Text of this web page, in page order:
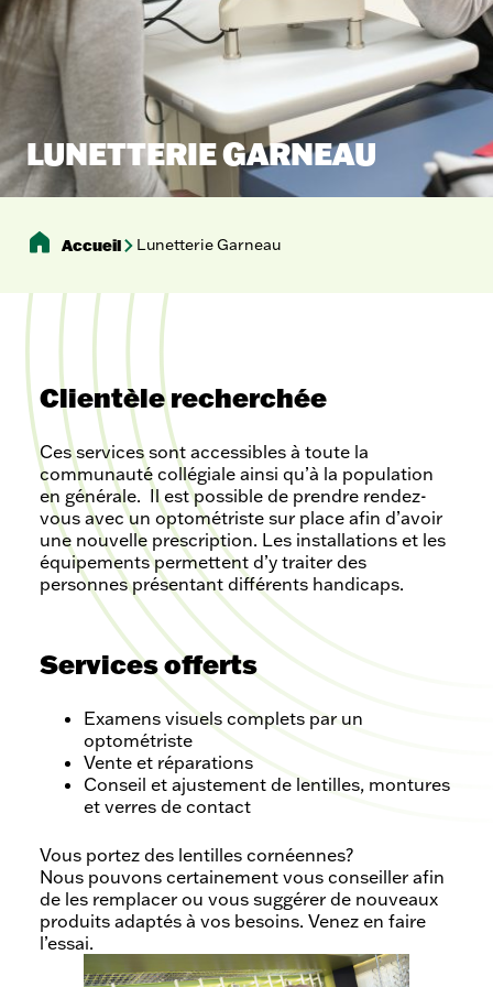
LUNETTERIE GARNEAU
Accueil Lunetterie Garneau
Clientèle recherchée
Ces services sont accessibles à toute la
communauté collégiale ainsi qu’à la population
en générale. Il est possible de prendre rendez-
vous avec un optométriste sur place afin d’avoir
une nouvelle prescription. Les installations et les
équipements permettent d’y traiter des
personnes présentant différents handicaps.
Services offerts
Examens visuels complets par un
optométriste
Vente et réparations
Conseil et ajustement de lentilles, montures
et verres de contact
Vous portez des lentilles cornéennes?
Nous pouvons certainement vous conseiller afin
de les remplacer ou vous suggérer de nouveaux
produits adaptés à vos besoins. Venez en faire
l’essai.